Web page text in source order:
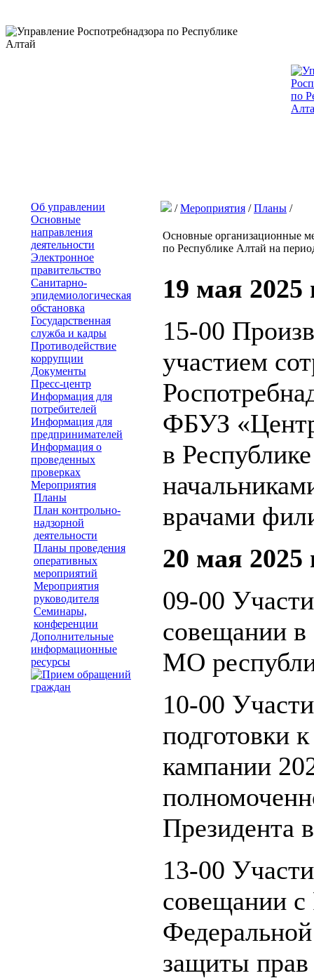
Об управлении
Основные
направления
деятельности
Электронное
правительство
Санитарно-
эпидемиологическая
обстановка
Государственная
служба и кадры
Противодействие
коррупции
Документы
Пресс-центр
Информация для
потребителей
Информация для
предпринимателей
Информация о
проведенных
проверках
Мероприятия
Планы
План контрольно-
надзорной
деятельности
Планы проведения
оперативных
мероприятий
Мероприятия
руководителя
Семинары,
конференции
Дополнительные
информационные
ресурсы
/Мероприятия /Планы /
Основные организационные
по Республике Алтай на
19 мая 2025
15-00
участием
ФБУЗ
в
врачами
20 мая 2025
09-00
совещании в
МО
10-00
подготовки
кампании
Президента
13-00
совещании c
защиты прав